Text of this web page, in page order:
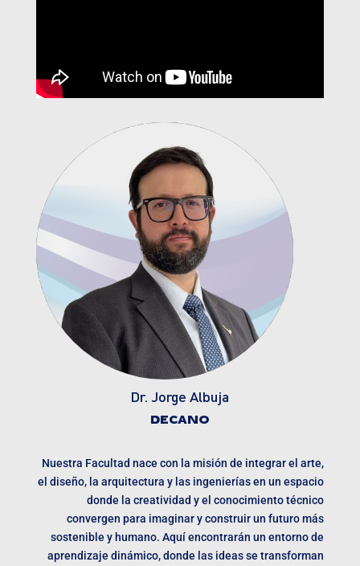
Dr. Jorge Albuja
DECANO
Nuestra Facultad nace con la misión de integrar el arte,
el diseño, la arquitectura y las ingenierías en un espacio
donde la creatividad y el conocimiento técnico
convergen para imaginar y construir un futuro más
sostenible y humano. Aquí encontrarán un entorno de
aprendizaje dinámico, donde las ideas se transforman